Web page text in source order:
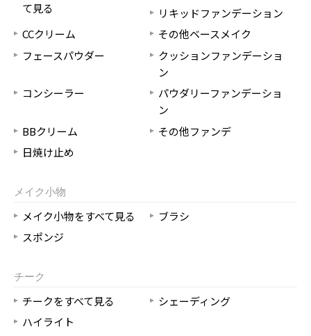
て見る
リキッドファンデーション
CCクリーム
その他ベースメイク
フェースパウダー
クッションファンデーショ
ン
コンシーラー
パウダリーファンデーショ
ン
BBクリーム
その他ファンデ
日焼け止め
メイク小物
メイク小物をすべて見る
ブラシ
スポンジ
チーク
チークをすべて見る
シェーディング
ハイライト